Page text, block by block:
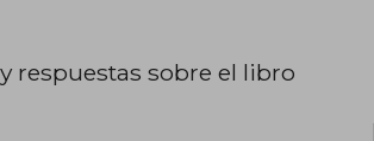
respuestas sobre el libro